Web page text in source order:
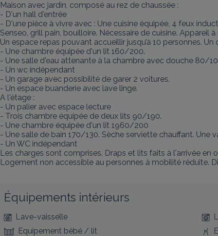
Maison avec jardin, composé au rez de chaussée :
- D'un hall d'entrée
- D'une pièce à vivre avec : Une cuisine équipée, 4 feux
Senseo, grill pain, bouilloire. Nécessaire de cuisine.
Un espace repas pouvant accueillir jusqu’à 10 personnes.
- Une chambre équipée d'un lit 160/200.
- Une salle d'eau attenante à la chambre avec douche 80/
- Un wc indépendant
- Un garage avec possibilité de garer 2 voitures.
- Un espace buanderie avec lave linge.
A l'étage :
- Un palier avec espace lecture
- Trois chambre équipée de deux lits 90/190.
- Une chambre équipée d'un lit 1960/200
- Une salle de bain 170/130. Sèche serviette chauffant. Une
- Un WC indépendant
Les charges sont comprises. Draps et lits faits à l'arrivée
Logement non accessible au personnes à mobilité réduite.
Équipements intérieurs
Lave-vaisselle
Equipement bébé / lit